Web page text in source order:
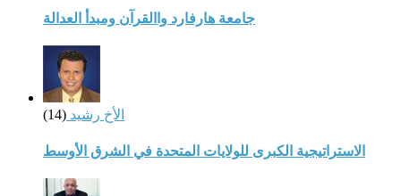
جامعة هارفارد واالقرآن ومبدأ العدالة
الأخ رشيد (14)
الاستراتيجية الكبرى للولايات المتحدة في الشرق الأوسط